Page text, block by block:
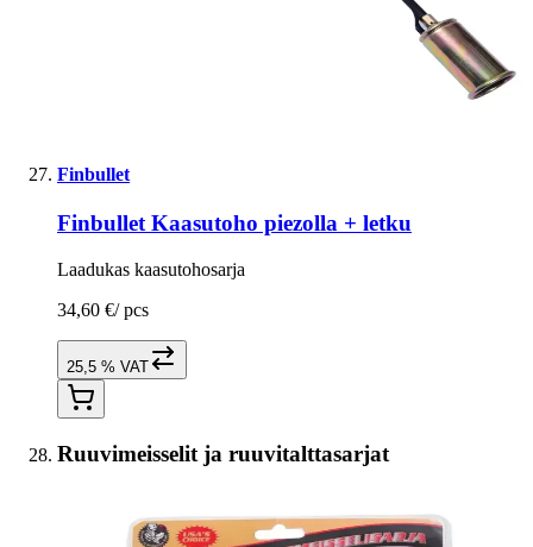
Finbullet
Finbullet Kaasutoho piezolla + letku
Laadukas kaasutohosarja
34,60 €/ pcs
25,5 % VAT
Ruuvimeisselit ja ruuvitalttasarjat